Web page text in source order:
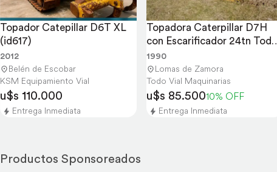
Topador Catepillar D6T XL
(id617)
2012
Belén de Escobar
KSM Equipamiento Vial
u$s 110.000
Entrega Inmediata
Topadora Caterpillar D7H
con Escarificador 24tn Todo
Vial
1990
Lomas de Zamora
Todo Vial Maquinarias
u$s 85.50010% OFF
Entrega Inmediata
Productos Sponsoreados